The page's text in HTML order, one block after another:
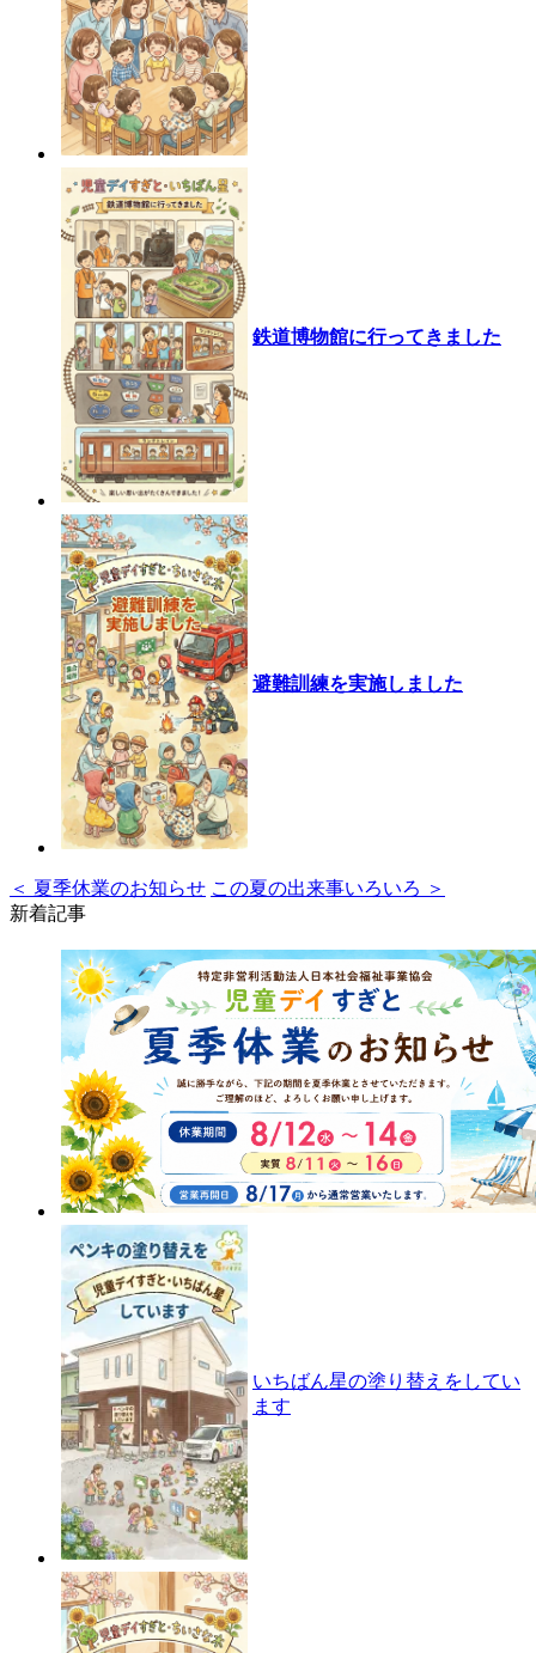
鉄道博物館に行ってきました
避難訓練を実施しました
＜ 夏季休業のお知らせ この夏の出来事いろいろ ＞
新着記事
いちばん星の塗り替えをしてい
ます